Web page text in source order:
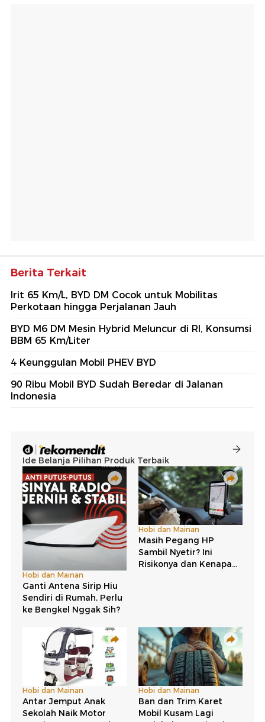
Berita Terkait
Irit 65 Km/L, BYD DM Cocok untuk Mobilitas
Perkotaan hingga Perjalanan Jauh
BYD M6 DM Mesin Hybrid Meluncur di RI, Konsumsi
BBM 65 Km/Liter
4 Keunggulan Mobil PHEV BYD
90 Ribu Mobil BYD Sudah Beredar di Jalanan
Indonesia